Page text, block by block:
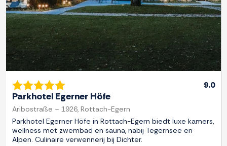
9.0
Parkhotel Egerner Höfe
Aribostraße – 1926, Rottach-Egern
Parkhotel Egerner Höfe in Rottach-Egern biedt luxe kamers,
wellness met zwembad en sauna, nabij Tegernsee en
Alpen. Culinaire verwennerij bij Dichter.